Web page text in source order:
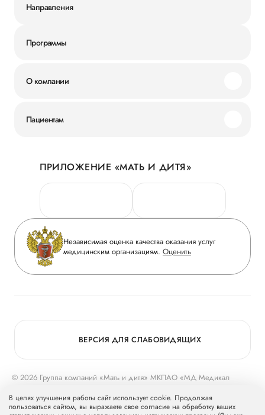
Направления
Программы
О компании
Новости
Руководство
Сотрудничество
Инвесторам
Журнал «Мать и дитя»
Вакансии
Медицинский туризм
Пациентам
Личный кабинет
Персональные данные
Горячая линия качества
Вопрос-ответ
Приложение пациента
Статьи
ПРИЛОЖЕНИЕ «МАТЬ И ДИТЯ»
Независимая оценка качества оказания услуг
медицинским организациям. Оценить
© 2026 Группа компаний «Мать и дитя» МКПАО «МД Медикал
Группу компаний «Мать и дитя».
ВЕРСИЯ ДЛЯ СЛАБОВИДЯЩИХ
В целях улучшения работы сайт использует cookie. Продолжая
пользоваться сайтом, вы выражаете свое согласие на обработку ваших